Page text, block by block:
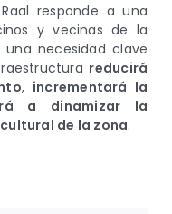
responde a una
y vecinas de la
necesidad clave
reducirá
, incrementará la
a dinamizar la
de la zona.